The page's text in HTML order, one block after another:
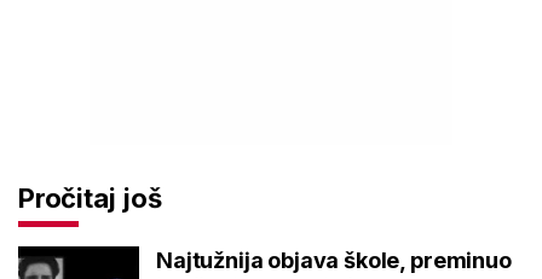
Pročitaj još
Najtužnija objava škole, preminuo